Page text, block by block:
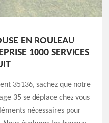
EN ROULEAU
1000 SERVICES
35136, sachez que notre
35 se déplace chez vous
nécessaires pour